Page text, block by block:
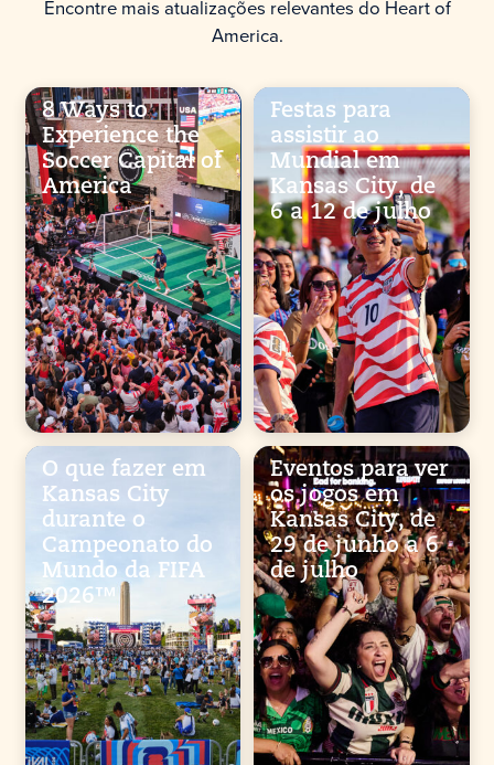
Encontre mais atualizações relevantes do Heart of
America.
8 Ways to
Experience the
Soccer Capital of
America
Festas para
assistir ao
Mundial em
Kansas City, de
6 a 12 de julho
O que fazer em
Kansas City
durante o
Campeonato do
Mundo da FIFA
2026™
Eventos para ver
os jogos em
Kansas City, de
29 de junho a 6
de julho